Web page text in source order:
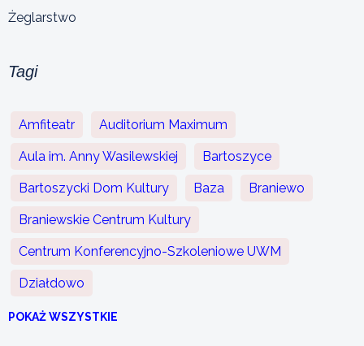
Żeglarstwo
Tagi
Amfiteatr Auditorium Maximum
Aula im. Anny Wasilewskiej Bartoszyce
Bartoszycki Dom Kultury Baza Braniewo
Braniewskie Centrum Kultury
Centrum Konferencyjno-Szkoleniowe UWM
Działdowo
POKAŻ WSZYSTKIE